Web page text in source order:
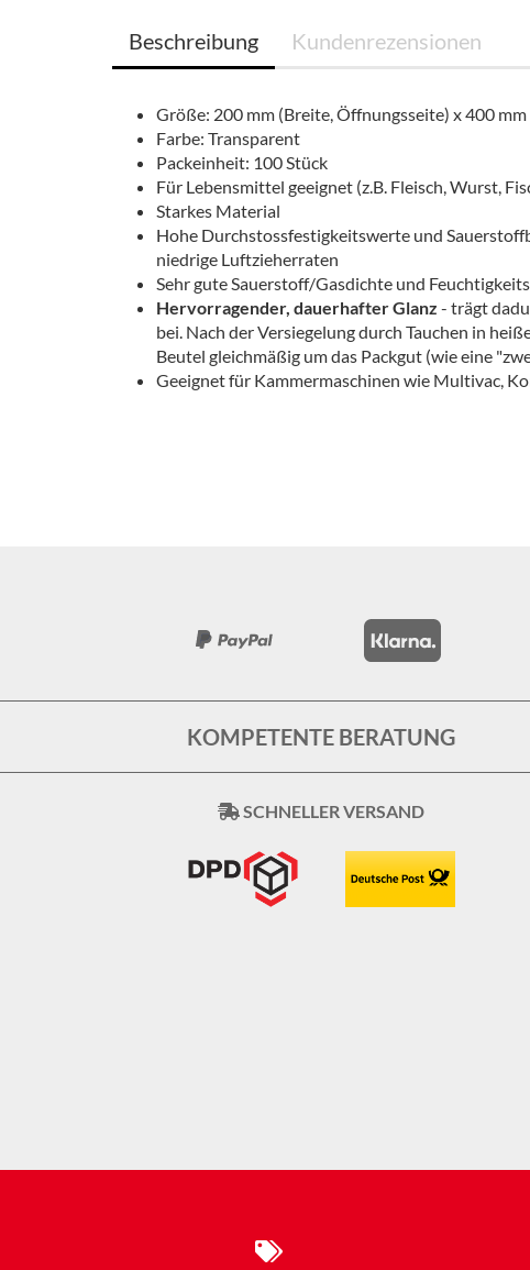
Beschreibung Kundenrezensionen
Größe: 200 mm (Breite, Öffnungsseite) x 400 mm
Farbe: Transparent
Packeinheit: 100 Stück
Für Lebensmittel geeignet (z.B. Fleisch, Wurst,
Starkes Material
Hohe Durchstossfestigkeitswerte und
niedrige Luftzieherraten
Sehr gute Sauerstoff/Gasdichte und
Hervorragender, dauerhafter Glanz - trägt
bei. Nach der Versiegelung durch Tauchen in
Beutel gleichmäßig um das Packgut (wie eine
Geeignet für Kammermaschinen wie Multivac,
KOMPETENTE BERATUNG
SCHNELLER VERSAND